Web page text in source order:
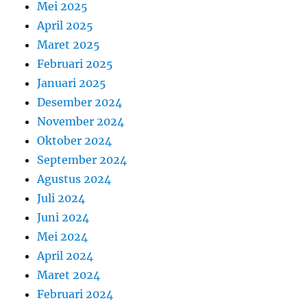
Mei 2025
April 2025
Maret 2025
Februari 2025
Januari 2025
Desember 2024
November 2024
Oktober 2024
September 2024
Agustus 2024
Juli 2024
Juni 2024
Mei 2024
April 2024
Maret 2024
Februari 2024